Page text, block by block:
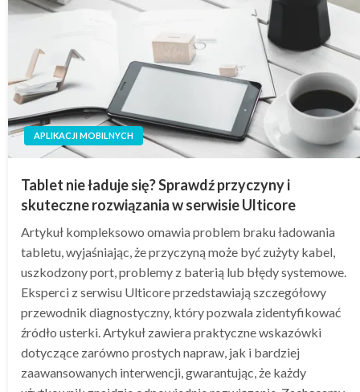
APLIKACJI MOBILNYCH
Tablet nie ładuje się? Sprawdź przyczyny i
skuteczne rozwiązania w serwisie Ulticore
Artykuł kompleksowo omawia problem braku ładowania
tabletu, wyjaśniając, że przyczyną może być zużyty kabel,
uszkodzony port, problemy z baterią lub błędy systemowe.
Eksperci z serwisu Ulticore przedstawiają szczegółowy
przewodnik diagnostyczny, który pozwala zidentyfikować
źródło usterki. Artykuł zawiera praktyczne wskazówki
dotyczące zarówno prostych napraw, jak i bardziej
zaawansowanych interwencji, gwarantując, że każdy